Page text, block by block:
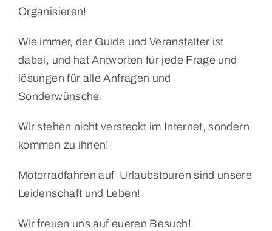
Organisieren!
Wie immer, der Guide und Veranstalter ist
dabei, und hat Antworten für jede Frage und
lösungen für alle Anfragen und
Sonderwünsche.
Wir stehen nicht versteckt im Internet, sondern
kommen zu ihnen!
Motorradfahren auf Urlaubstouren sind unsere
Leidenschaft und Leben!
Wir freuen uns auf eueren Besuch!